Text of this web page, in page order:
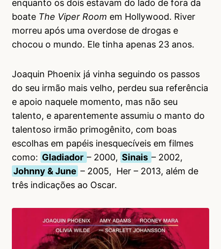
enquanto os dois estavam do lado de fora da
boate The Viper Room em Hollywood. River
morreu após uma overdose de drogas e
chocou o mundo. Ele tinha apenas 23 anos.
Joaquin Phoenix já vinha seguindo os passos
do seu irmão mais velho, perdeu sua referência
e apoio naquele momento, mas não seu
talento, e aparentemente assumiu o manto do
talentoso irmão primogênito, com boas
escolhas em papéis inesquecíveis em filmes
como: Gladiador – 2000, Sinais – 2002,
Johnny & June – 2005, Her – 2013, além de
três indicações ao Oscar.